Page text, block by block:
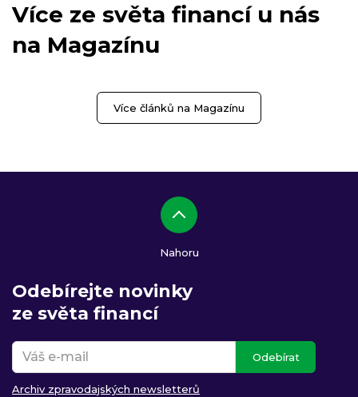
Více ze světa financí u nás
na Magazínu
Více článků na Magazínu
Odebírejte novinky
ze světa financí
Odebírat
Archiv zpravodajských newsletterů
Nahoru